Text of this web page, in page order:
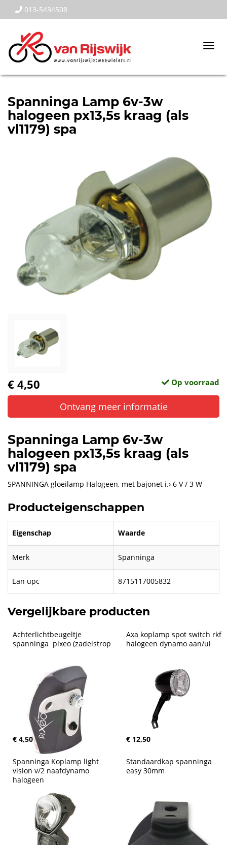
013-5434508
Spanninga Lamp 6v-3w
halogeen px13,5s kraag (als
vl1179) spa
€ 4,50 Op voorraad
Ontvang meer informatie
Spanninga Lamp 6v-3w
halogeen px13,5s kraag (als
vl1179) spa
SPANNINGA gloeilamp Halogeen, met bajonet i.› 6 V / 3 W
Producteigenschappen
Eigenschap Waarde
Merk Spanninga
Ean upc 8715117005832
Vergelijkbare producten
Achterlichtbeugeltje
spanninga  pixeo (zadelstrop
€ 4,50
Axa koplamp spot switch rkf
halogeen dynamo aan/ui
€ 12,50
Spanninga Koplamp light
vision v/2 naafdynamo
halogeen
Standaardkap spanninga
easy 30mm